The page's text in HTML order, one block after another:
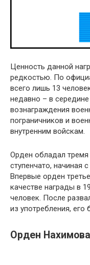
Ценность данной
редкостью. По
всего лишь 13
недавно – в
вознаграждения
пограничников и
внутренним войскам.
Орден обладал тремя
ступенчато, начиная
Впервые орден
качестве награды в
человек. После
из употребления,
Орден